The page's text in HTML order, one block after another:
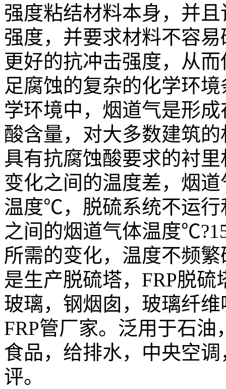
强度粘结材料本身，并
强度，并要求材料不容
更好的抗冲击强度，从
足腐蚀的复杂的化学环
学环境中，烟道气是形
酸含量，对大多数建筑
具有抗腐蚀酸要求的衬
变化之间的温度差，烟
温度℃，脱硫系统不运行
之间的烟道气体温度
所需的变化，温度不频
是生产脱硫塔，FRP脱
玻璃，钢烟囱，玻璃纤
FRP管厂家。泛用于石
食品，给排水，中央空
评。